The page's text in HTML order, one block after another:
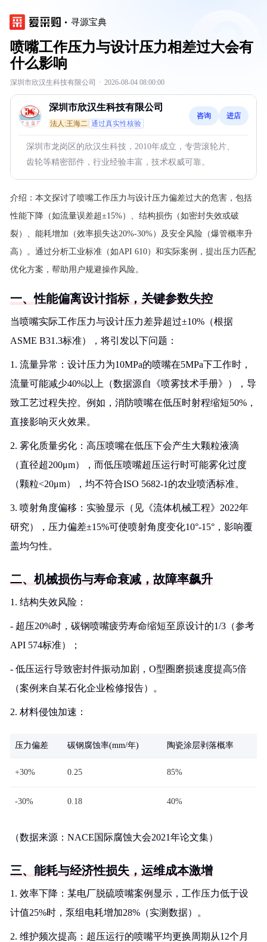
寻源宝典
喷嘴工作压力与设计压力相差过大会有
什么影响
深圳市欣汉生科技有限公司 · 2026-08-04 08:00:00
深圳市欣汉生科技有限公司
法人:王海二 通过真实性核验
咨询 进店
深圳市龙岗区的欣汉生科技，2010年成立，专营滚轮片、
齿轮等精密部件，行业经验丰富，技术权威可靠。
介绍： 本文探讨了喷嘴工作压力与设计压力偏差过大的危害，包括
性能下降（如流量误差超±15%）、结构损伤（如密封失效或破
裂）、能耗增加（效率损失达20%-30%）及安全风险（爆管概率升
高）。通过分析工业标准（如API 610）和实际案例，提出压力匹配
优化方案，帮助用户规避操作风险。
一、性能偏离设计指标，关键参数失控
当喷嘴实际工作压力与设计压力差异超过±10%（根据
ASME B31.3标准），将引发以下问题：
1. 流量异常：设计压力为10MPa的喷嘴在5MPa下工作时，
流量可能减少40%以上（数据源自《喷雾技术手册》），导
致工艺过程失控。例如，消防喷嘴在低压时射程缩短50%，
直接影响灭火效果。
2. 雾化质量劣化：高压喷嘴在低压下会产生大颗粒液滴
（直径超200μm），而低压喷嘴超压运行时可能雾化过度
（颗粒<20μm），均不符合ISO 5682-1的农业喷洒标准。
3. 喷射角度偏移：实验显示（见《流体机械工程》2022年
研究），压力偏差±15%可使喷射角度变化10°-15°，影响覆
盖均匀性。
二、机械损伤与寿命衰减，故障率飙升
1. 结构失效风险：
- 超压20%时，碳钢喷嘴疲劳寿命缩短至原设计的1/3（参考
API 574标准）；
- 低压运行导致密封件振动加剧，O型圈磨损速度提高5倍
（案例来自某石化企业检修报告）。
2. 材料侵蚀加速：
压力偏差 碳钢腐蚀率(mm/年) 陶瓷涂层剥落概率
+30% 0.25 85%
-30% 0.18 40%
（数据来源：NACE国际腐蚀大会2021年论文集）
三、能耗与经济性损失，运维成本激增
1. 效率下降：某电厂脱硫喷嘴案例显示，工作压力低于设
计值25%时，泵组电耗增加28%（实测数据）。
2. 维护频次提高：超压运行的喷嘴平均更换周期从12个月